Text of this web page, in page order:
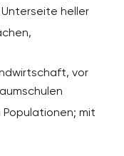
heller
vor
mit